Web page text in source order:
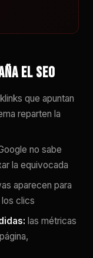
el SEO
que apuntan
reparten la
no sabe
la equivocada
aparecen para
clics
las métricas